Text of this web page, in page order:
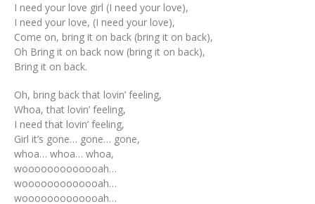
I need your love girl (I need your love),
I need your love, (I need your love),
Come on, bring it on back (bring it on back),
Oh Bring it on back now (bring it on back),
Bring it on back.
Oh, bring back that lovin’ feeling,
Whoa, that lovin’ feeling,
I need that lovin’ feeling,
Girl it’s gone… gone… gone,
whoa… whoa… whoa,
wooooooooooooah…
wooooooooooooah…
wooooooooooooah…